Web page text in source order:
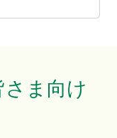
ま向け